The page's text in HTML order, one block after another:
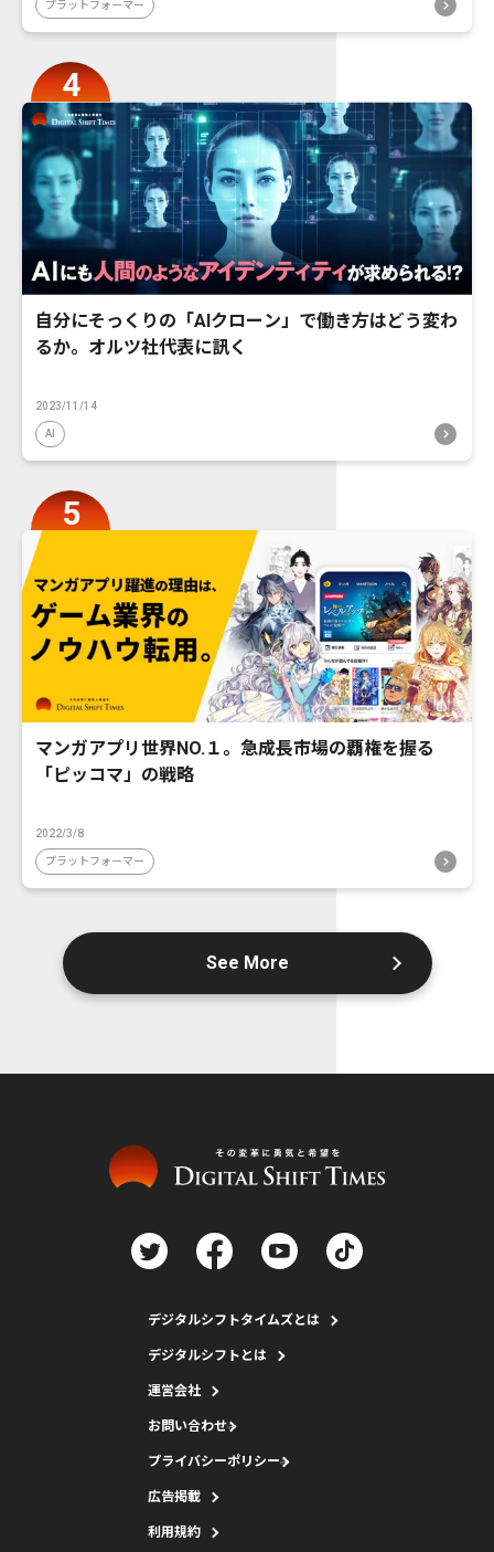
プラットフォーマー
自分にそっくりの「AIクローン」で働き方はどう変わ
るか。オルツ社代表に訊く
2023/11/14
AI
マンガアプリ世界NO.１。急成長市場の覇権を握る
「ピッコマ」の戦略
2022/3/8
プラットフォーマー
See More
デジタルシフトタイムズとは
デジタルシフトとは
運営会社
お問い合わせ
プライバシーポリシー
広告掲載
利用規約